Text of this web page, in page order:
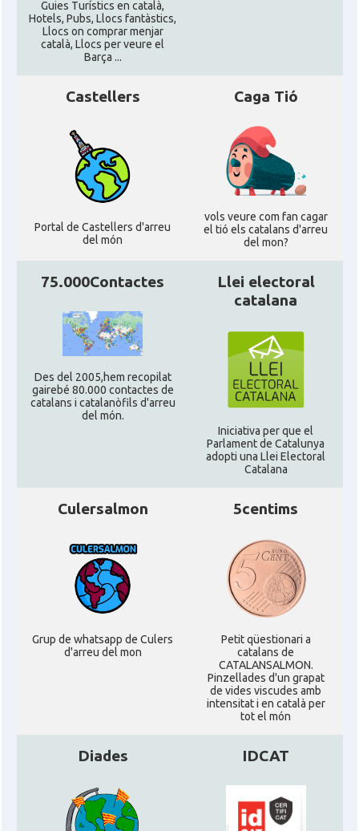
CAMON Catalans a New Orleans
CAMON Catalans a ORLANDO
Catalans a Philadelphia,
Pennsylvania, USA
CAMON
Catalans a PROVIDENCE
CAMON Catalans a RENO
Catalans a SAINT LOUIS
CAMON Catalans a San Antonio - Texas
CAMON Catalans a San Diego
CAMON Catalans a SAN FRANCISCO
CAMON Catalans a Sarasota, Florida, USA
Catalans a SEATTLE
California, USA
CAMON Catalans a TAMPA
Guies Turístics en català,
Hotels, Pubs, Llocs fantàstics,
Llocs on comprar menjar
català, Llocs per veure el
Barça ...
Castellers
Portal de Castellers d'arreu
del món
Caga Tió
vols veure com fan cagar
el tió els catalans d'arreu
del mon?
75.000Contactes
Des del 2005,hem recopilat
gairebé 80.000 contactes de
catalans i catalanòfils d'arreu
del món.
Llei electoral
catalana
Iniciativa per que el
Parlament de Catalunya
adopti una Llei Electoral
Catalana
Culersalmon
Grup de whatsapp de Culers
d'arreu del mon
5centims
Petit qüestionari a
catalans de
CATALANSALMON.
Pinzellades d'un grapat
de vides viscudes amb
intensitat i en català per
tot el món
Diades IDCAT